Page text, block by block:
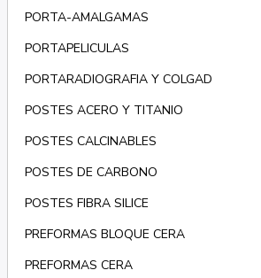
PORTA-AMALGAMAS
PORTAPELICULAS
PORTARADIOGRAFIA Y COLGAD
POSTES ACERO Y TITANIO
POSTES CALCINABLES
POSTES DE CARBONO
POSTES FIBRA SILICE
PREFORMAS BLOQUE CERA
PREFORMAS CERA